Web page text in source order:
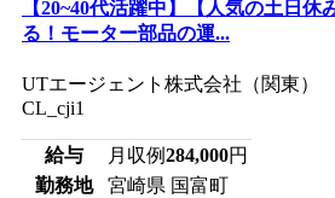
【20~40代活躍中】【人気の土日休
る！モーター部品の運...
UTエージェント株式会社（関東）
CL_cji1
給与 月収例284,000円
勤務地
宮崎県 国富町